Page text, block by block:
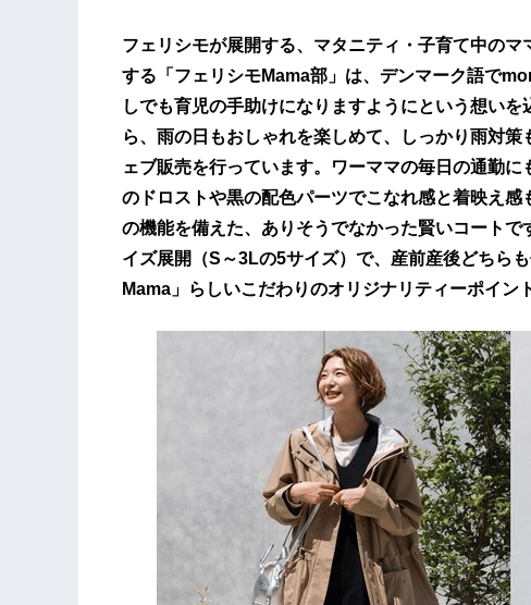
フェリシモが展開する、マタニティ・子育て中の
する「フェリシモMama部」は、デンマーク語で
しでも育児の手助けになりますようにという想い
ら、雨の日もおしゃれを楽しめて、しっかり雨対
ェブ販売を行っています。ワーママの毎日の通勤
のドロストや黒の配色パーツでこなれ感と着映え
の機能を備えた、ありそうでなかった賢いコート
イズ展開（S～3Lの5サイズ）で、産前産後どちら
Mama」らしいこだわりのオリジナリティーポイン